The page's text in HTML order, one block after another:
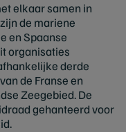
elkaar samen in
de mariene
en Spaanse
organisaties
derde
de Franse en
Zeegebied. De
gehanteerd voor